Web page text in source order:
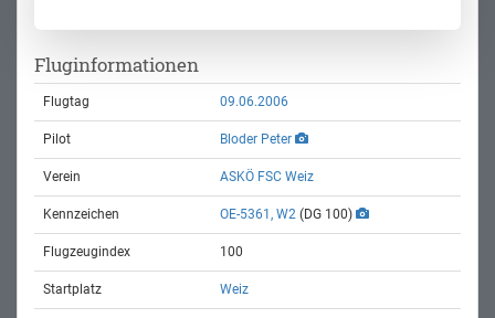
Fluginformationen
Flugtag 09.06.2006
Pilot Bloder Peter
Verein ASKÖ FSC Weiz
Kennzeichen OE-5361, W2 (DG 100)
Flugzeugindex 100
Startplatz Weiz